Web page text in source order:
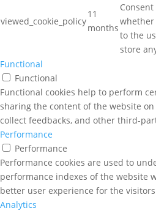
viewed_cookie_policy
11
months
whether
to the
store
Functional
Functional
Functional cookies help to perform
sharing the content of the website
collect feedbacks, and other third-
Performance
Performance
Performance cookies are used to
performance indexes of the website
better user experience for the
Analytics